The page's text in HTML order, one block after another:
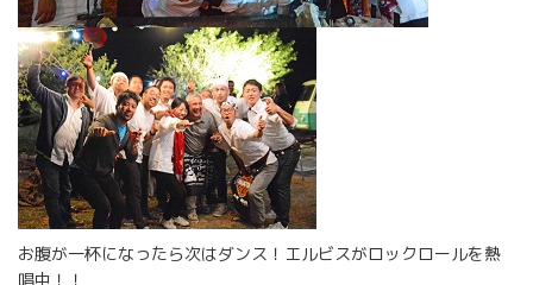
お腹が一杯になったら次はダンス！エルビスがロックロールを熱
唱中！！